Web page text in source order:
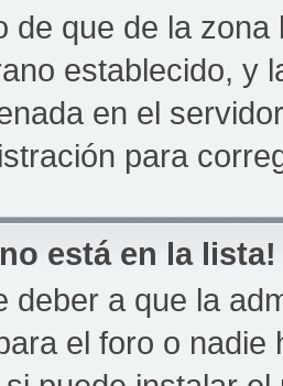
de que de la
establecido, y
en el
para
está en la lista!
deber a que la
el foro o